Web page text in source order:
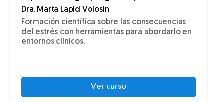
Dra. Marta Lapid Volosin
Formación científica sobre las consecuencias
del estrés con herramientas para abordarlo en
entornos clínicos.
Ver curso